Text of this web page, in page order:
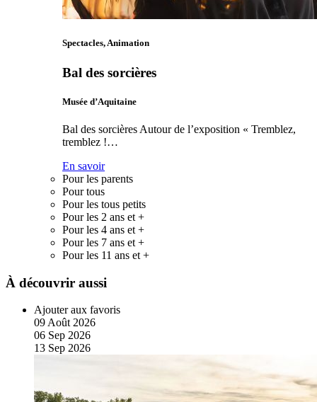
Spectacles, Animation
Bal des sorcières
Musée d’Aquitaine
Bal des sorcières Autour de l’exposition « Tremblez,
tremblez !…
En savoir
Pour les parents
Pour tous
Pour les tous petits
Pour les 2 ans et +
Pour les 4 ans et +
Pour les 7 ans et +
Pour les 11 ans et +
À découvrir aussi
Ajouter aux favoris
09Août 2026
06 Sep 2026
13 Sep 2026